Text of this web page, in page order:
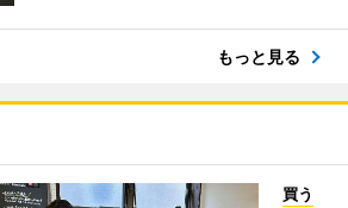
もっと見る
買う